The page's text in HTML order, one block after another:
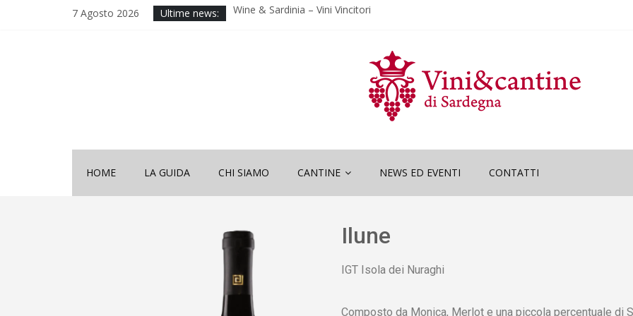
7 Agosto 2026 Ultime news:
Wine & Sardinia – Vini Vincitori
Wine & Sardinia – Vini Vincitori
Nona Edizione “Wine and Sardinia”
HOME LA GUIDA CHI SIAMO CANTINE NEWS ED EVENTI CONTATTI
Ilune
IGT Isola dei Nuraghi
Composto da Monica, Merlot e una piccola percentuale di